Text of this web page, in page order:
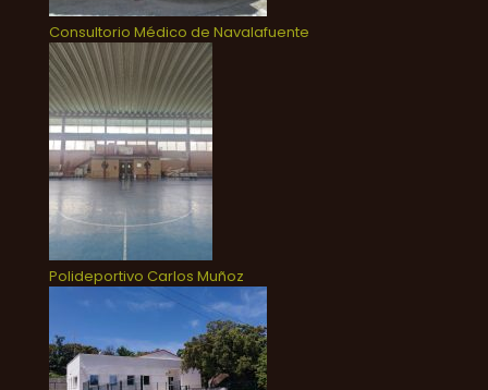
Consultorio Médico de Navalafuente
Polideportivo Carlos Muñoz